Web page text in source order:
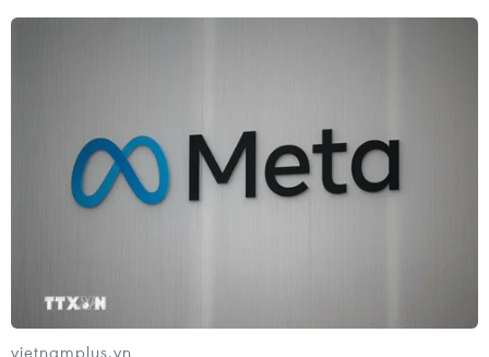
quân sự thường kỳ và thông thường.
vietnamplus.vn